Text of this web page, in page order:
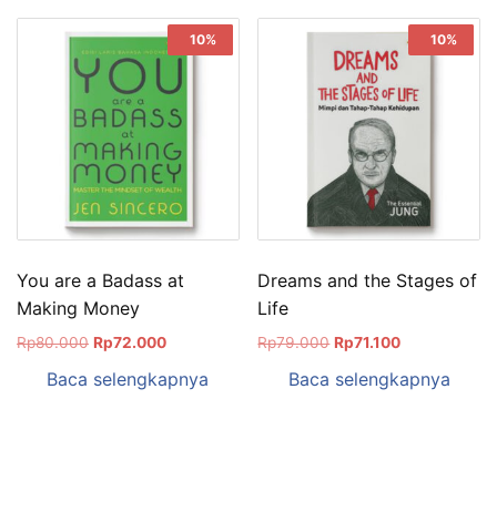
Sale!
10%
You are a Badass at
Making Money
Rp80.000 Rp72.000
Baca selengkapnya
Sale!
10%
Dreams and the Stages of
Life
Rp79.000 Rp71.100
Baca selengkapnya